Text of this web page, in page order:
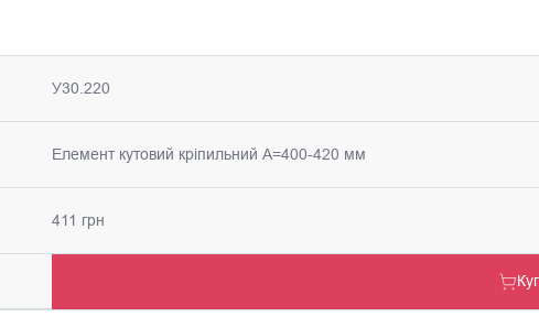
У30.220
Елемент кутовий кріпильний А=400-420 мм
411 грн